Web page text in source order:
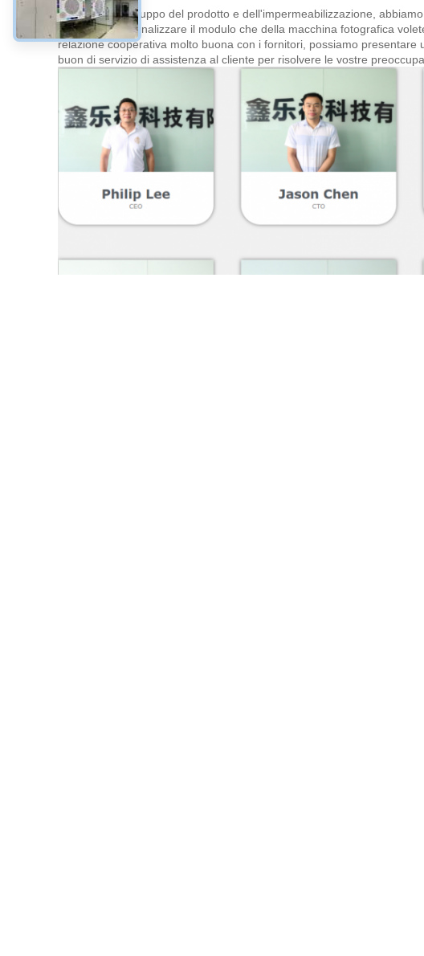
Nella fase di sviluppo del prodotto e dell'impermeabilizzazione,
senior per personalizzare il modulo che della macchina fotografica
relazione cooperativa molto buona con i fornitori, possiamo
buon di servizio di assistenza al cliente per risolvere le vostre